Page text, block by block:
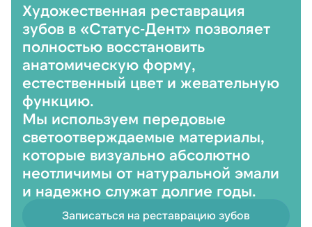
Художественная реставрация
зубов в «Статус‑Дент» позволяет
полностью восстановить
анатомическую форму,
естественный цвет и жевательную
функцию.
Мы используем передовые
светоотверждаемые материалы,
которые визуально абсолютно
неотличимы от натуральной эмали
и надежно служат долгие годы.
Записаться на реставрацию зубов